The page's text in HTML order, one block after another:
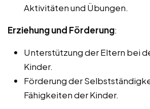
Aktivitäten und Übungen.
Erziehung und Förderung:
Unterstützung der Eltern bei
Kinder.
Förderung der
Fähigkeiten der Kinder.